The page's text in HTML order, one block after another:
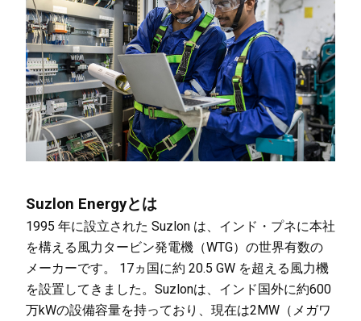
Suzlon Energyとは
1995 年に設立された Suzlon は、インド・プネに本社
を構える風力タービン発電機（WTG）の世界有数の
メーカーです。 17ヵ国に約 20.5 GW を超える風力機
を設置してきました。Suzlonは、インド国外に約600
万kWの設備容量を持っており、現在は2MW（メガワ